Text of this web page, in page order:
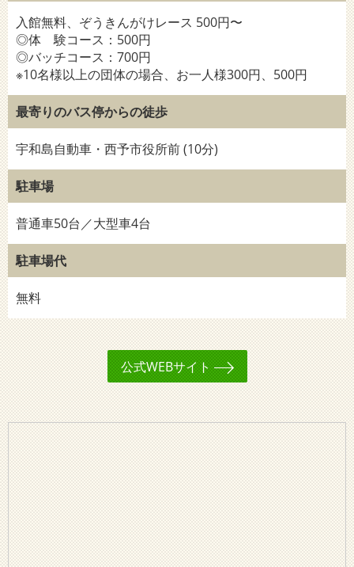
入館無料、ぞうきんがけレース 500円〜
◎体 験コース：500円
◎バッチコース：700円
※10名様以上の団体の場合、お一人様300円、500円
最寄りのバス停からの徒歩
宇和島自動車・西予市役所前 (10分)
駐車場
普通車50台／大型車4台
駐車場代
無料
公式WEBサイト